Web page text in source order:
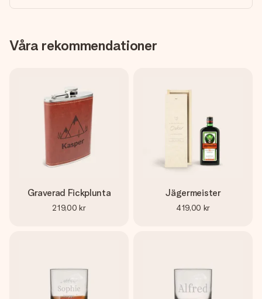
Våra rekommendationer
Graverad Fickplunta
219,00 kr
Jägermeister
419,00 kr